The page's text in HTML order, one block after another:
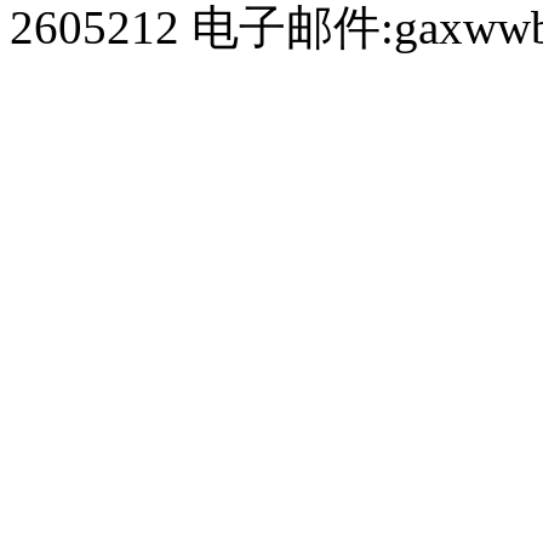
2605212 电子邮件